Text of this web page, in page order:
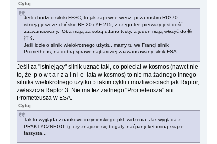
Cytuj
Jeśli chodzi o silniki FFSC, to jak zapewne wiesz, poza ruskim RD270
istnieją jeszcze chińskie BF-20 i YF-215, z czego ten pierwszy jest dość
zaawansowany. Oba mają za sobą udane testy, a jeden mają włożyć do 长
征 9.
Jeśli idzie o silniki wielokrotnego użytku, mamy tu we Francji silnik
Prometheus, na dobrą sprawę najbardziej zaawansowany silnik ESA.
Jeśli za "istniejący" silnik uznać taki, co poleciał w kosmos (nawet nie
to, że p o w t a r z a l n i e lata w kosmos) to nie ma żadnego innego
silnika wielokrotnego użytku o takim cyklu i możliwościach jak Raptor,
zwłaszcza Raptor 3. Nie ma też żadnego "Prometeusza" ani
Prometeusza w ESA.
Cytuj
Tak to wygląda z naukowo-inżynierskiego pkt. widzenia. Jak wygląda z
PRAKTYCZNEGO, tj. czy znajdzie się bogaty, naćpany ketaminą książe-
faszysta...